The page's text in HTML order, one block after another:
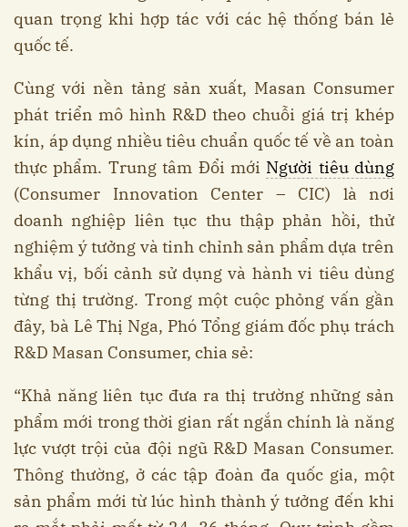
quan trọng khi hợp tác với các hệ thống bán lẻ
quốc tế.
Cùng với nền tảng sản xuất, Masan Consumer
phát triển mô hình R&D theo chuỗi giá trị khép
kín, áp dụng nhiều tiêu chuẩn quốc tế về an toàn
thực phẩm. Trung tâm Đổi mới Người tiêu dùng
(Consumer Innovation Center – CIC) là nơi
doanh nghiệp liên tục thu thập phản hồi, thử
nghiệm ý tưởng và tinh chỉnh sản phẩm dựa trên
khẩu vị, bối cảnh sử dụng và hành vi tiêu dùng
từng thị trường. Trong một cuộc phỏng vấn gần
đây, bà Lê Thị Nga, Phó Tổng giám đốc phụ trách
R&D Masan Consumer, chia sẻ:
“Khả năng liên tục đưa ra thị trường những sản
phẩm mới trong thời gian rất ngắn chính là năng
lực vượt trội của đội ngũ R&D Masan Consumer.
Thông thường, ở các tập đoàn đa quốc gia, một
sản phẩm mới từ lúc hình thành ý tưởng đến khi